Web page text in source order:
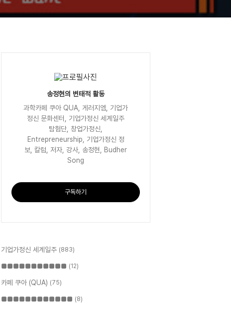
송정현의 변태적 활동
과학카페 쿠아 QUA, 게러지엠, 기업가
정신 문화센터, 기업가정신 세계일주
탐험단, 창업가정신,
Entrepreneurship, 기업가정신 정
보, 칼럼, 저자, 강사, 송정현, Budher
Song
구독하기
기업가정신 세계일주 (883)
■■■■■■■■■■■ (12)
카페 쿠아 (QUA) (75)
■■■■■■■■■■■■ (8)